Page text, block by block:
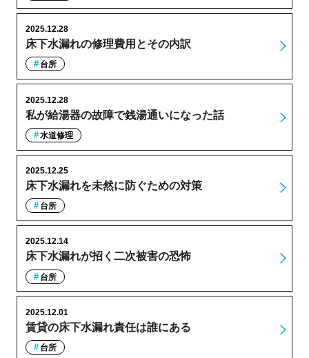
床下水漏れの修理費用とその内訳
2025.12.28
台所
私が給湯器の故障で銭湯通いになった話
2025.12.28
水道修理
床下水漏れを未然に防ぐための対策
2025.12.25
台所
床下水漏れが招く二次被害の恐怖
2025.12.14
台所
賃貸の床下水漏れ責任は誰にある
2025.12.01
台所